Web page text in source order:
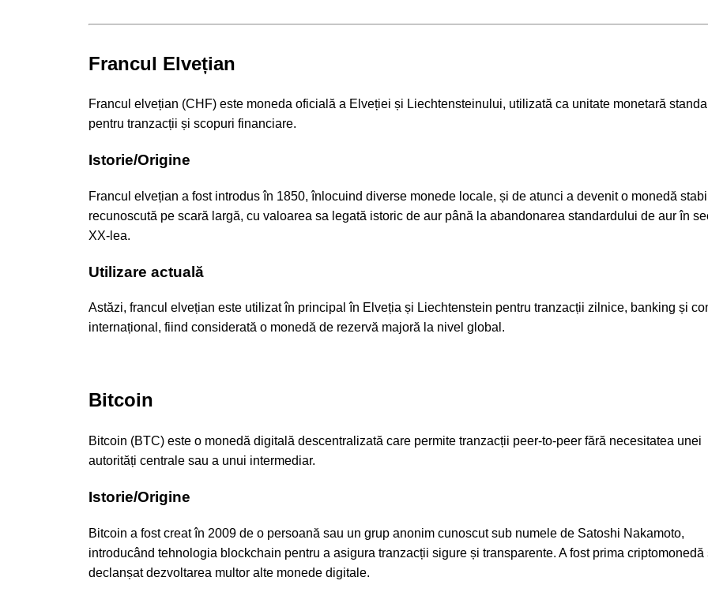
Francul Elvețian
Francul elvețian (CHF) este moneda oficială a Elveției și Liechtensteinului, utilizată ca unitate monetară
pentru tranzacții și scopuri financiare.
Istorie/Origine
Francul elvețian a fost introdus în 1850, înlocuind diverse monede locale, și de atunci a devenit o monedă
recunoscută pe scară largă, cu valoarea sa legată istoric de aur până la abandonarea standardului de aur în
XX-lea.
Utilizare actuală
Astăzi, francul elvețian este utilizat în principal în Elveția și Liechtenstein pentru tranzacții zilnice, banking și
internațional, fiind considerată o monedă de rezervă majoră la nivel global.
Bitcoin
Bitcoin (BTC) este o monedă digitală descentralizată care permite tranzacții peer-to-peer fără necesitatea unei
autorități centrale sau a unui intermediar.
Istorie/Origine
Bitcoin a fost creat în 2009 de o persoană sau un grup anonim cunoscut sub numele de Satoshi Nakamoto,
introducând tehnologia blockchain pentru a asigura tranzacții sigure și transparente. A fost prima criptomonedă
declanșat dezvoltarea multor alte monede digitale.